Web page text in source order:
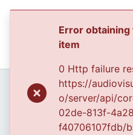
Home
Fondo Cali Ciudad
Error
item
0 Http failure
https://
o/server/api/
02de-813f-
f40706107fdb/